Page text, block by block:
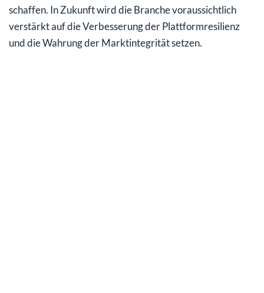
schaffen. In Zukunft wird die Branche voraussichtlich
verstärkt auf die Verbesserung der Plattformresilienz
und die Wahrung der Marktintegrität setzen.